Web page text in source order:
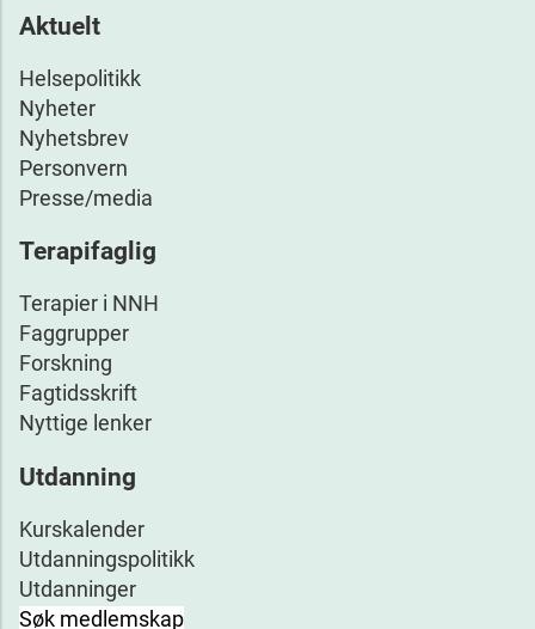
Aktuelt
Helsepolitikk
Nyheter
Nyhetsbrev
Personvern
Presse/media
Terapifaglig
Terapier i NNH
Faggrupper
Forskning
Fagtidsskrift
Nyttige lenker
Utdanning
Kurskalender
Utdanningspolitikk
Utdanninger
Søk medlemskap